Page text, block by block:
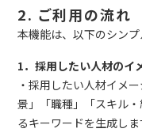
2. ご利用の流れ
本機能は、以下のシン
1．採用したい人材のイ
・採用したい人材イメ
景」「職種」「スキル
るキーワードを生成しま